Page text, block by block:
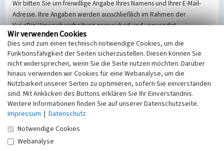
Wir bitten Sie um freiwillige Angabe Ihres Namens und Ihrer E-Mail-
Adresse. Ihre Angaben werden ausschließlich im Rahmen der
KuLaDig-Hinweisbearbeitung gespeichert und verwendet.
Selbstverständlich werden diese entsprechend der Vorschriften des
Telemediengesetzes, des Datenschutzgesetzes NRW und der seit
dem 25.05.2018 gültigen Europäischen Datenschutzgrundverordnung
(EU-DSGVO) vertraulich behandelt, beachten Sie bitte unsere
Hinweise zumDatenschutz
Nachricht
Wir verwenden Cookies
Dies sind zum einen technisch notwendige Cookies, um die
Funktionsfähigkeit der Seiten sicherzustellen. Diesen können Sie
nicht widersprechen, wenn Sie die Seite nutzen möchten. Darüber
hinaus verwenden wir Cookies für eine Webanalyse, um die
Nutzbarkeit unserer Seiten zu optimieren, sofern Sie einverstanden
sind. Mit Anklicken des Buttons erklären Sie Ihr Einverständnis.
Weitere Informationen finden Sie auf unserer Datenschutzseite.
Impressum | Datenschutz
Notwendige Cookies
Webanalyse